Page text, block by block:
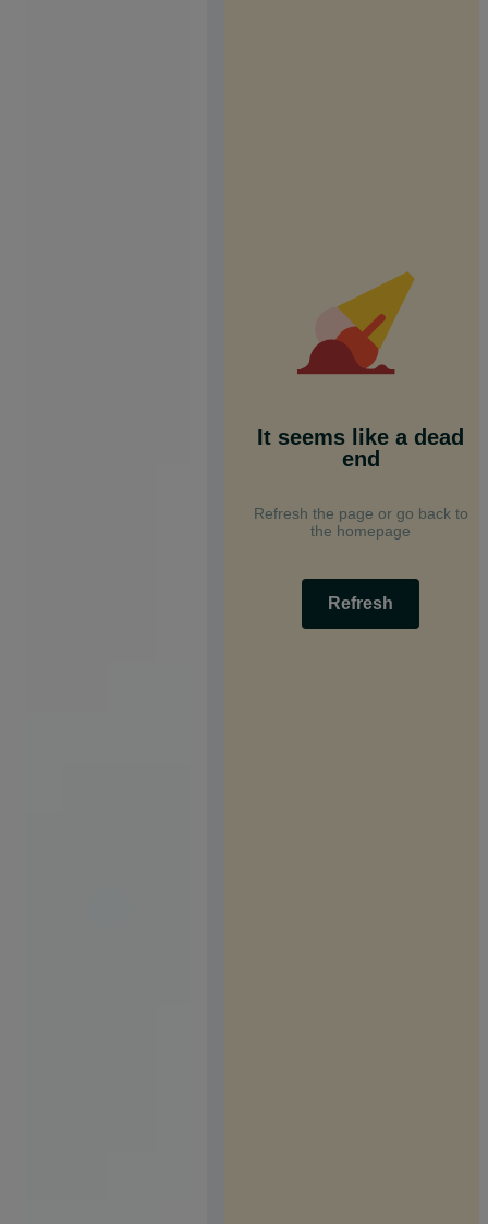
It seems like a dead
end
Refresh the page or go back to
the homepage
Refresh